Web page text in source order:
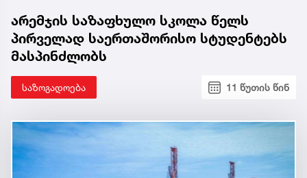
არემჯის საზაფხულო სკოლა წელს
პირველად საერთაშორისო სტუდენტებს
მასპინძლობს
საზოგადოება 11 წუთის წინ